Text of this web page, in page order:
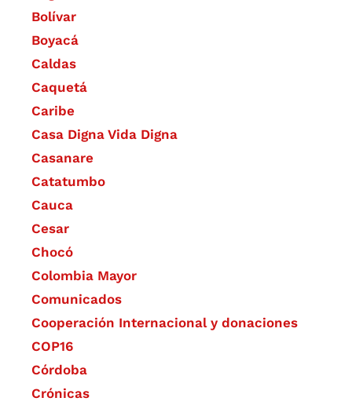
Bolívar
Boyacá
Caldas
Caquetá
Caribe
Casa Digna Vida Digna
Casanare
Catatumbo
Cauca
Cesar
Chocó
Colombia Mayor
Comunicados
Cooperación Internacional y donaciones
COP16
Córdoba
Crónicas